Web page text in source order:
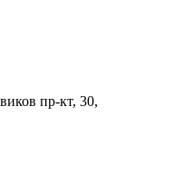
пр-кт, 30,